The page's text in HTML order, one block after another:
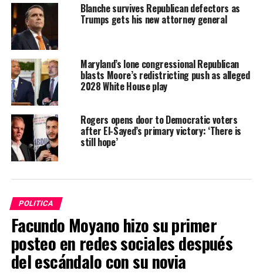
Blanche survives Republican defectors as
Trumps gets his new attorney general
Maryland’s lone congressional Republican
blasts Moore’s redistricting push as alleged
2028 White House play
Rogers opens door to Democratic voters
after El-Sayed’s primary victory: ‘There is
still hope’
POLITICA
Facundo Moyano hizo su primer
posteo en redes sociales después
del escándalo con su novia